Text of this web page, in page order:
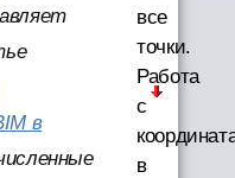
в
все
точки.
Работа
с
в